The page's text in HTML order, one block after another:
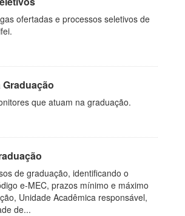
ofertadas e processos seletivos de
que atuam na graduação.
de graduação, identificando o
e-MEC, prazos mínimo e máximo
Unidade Acadêmica responsável,
de...